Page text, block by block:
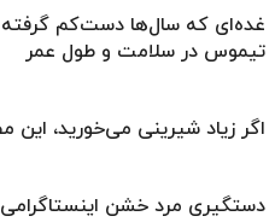
غده‌ای که سال‌ها دست‌کم
تیموس در سلامت و طول عمر
اگر زیاد شیرینی می‌خورید،
دستگیری مرد خشن اینستاگرامی